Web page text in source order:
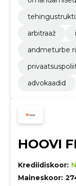
arbitraaž
andmeturbe
advokaadid
HOOVI
Krediidiskoor:
Maineskoor: